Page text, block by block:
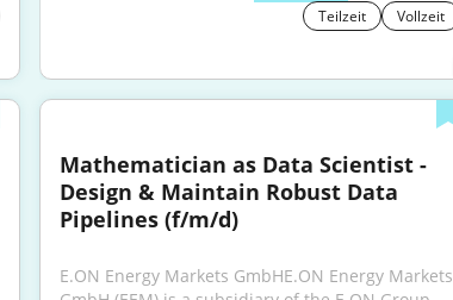
Teilzeit Vollzeit
Mathematician as Data Scientist -
Design & Maintain Robust Data
Pipelines (f/m/d)
E.ON Energy Markets GmbHE.ON Energy Markets